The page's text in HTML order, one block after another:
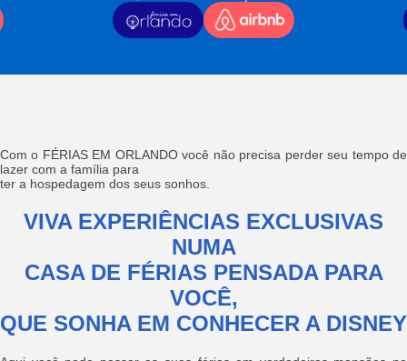
Com o FÉRIAS EM ORLANDO você não precisa perder seu tempo de
lazer com a família para
ter a hospedagem dos seus sonhos.
VIVA EXPERIÊNCIAS EXCLUSIVAS
NUMA
CASA DE FÉRIAS PENSADA PARA
VOCÊ,
QUE SONHA EM CONHECER A DISNEY